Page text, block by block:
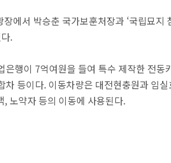
에서 박승춘 국가보훈처장과 ‘국립묘지
.
행이 7억여원을 들여 특수 제작한 전동
등이다. 이동차량은 대전현충원과 임
노약자 등의 이동에 사용된다.